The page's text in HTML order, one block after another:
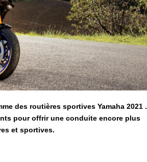
des routières sportives Yamaha 2021 .
pour offrir une conduite encore plus
et sportives.